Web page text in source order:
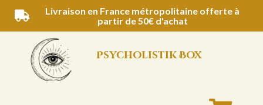
Aller
Livraison en France métropolitaine offerte à
partir de 50€ d'achat
Psycholistik Box